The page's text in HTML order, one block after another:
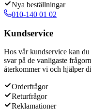
Nya beställningar
010-140 01 02
Kundservice
Hos vår kundservice kan
svar på de vanligaste
återkommer vi och hjälper
Orderfrågor
Returfrågor
Reklamationer